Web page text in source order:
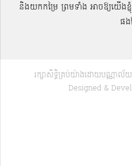
និងយកកម្រៃ ព្រមទាំង អាចឱ្យយើង
ផង
រក្សាសិទ្ធិគ្រប់យ៉ាងដោយបណ្ណាល័យ
Designed &